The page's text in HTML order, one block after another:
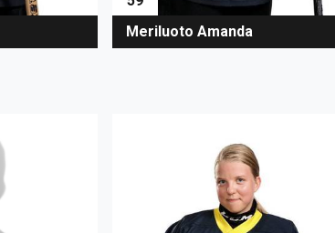
Meriluoto Amanda